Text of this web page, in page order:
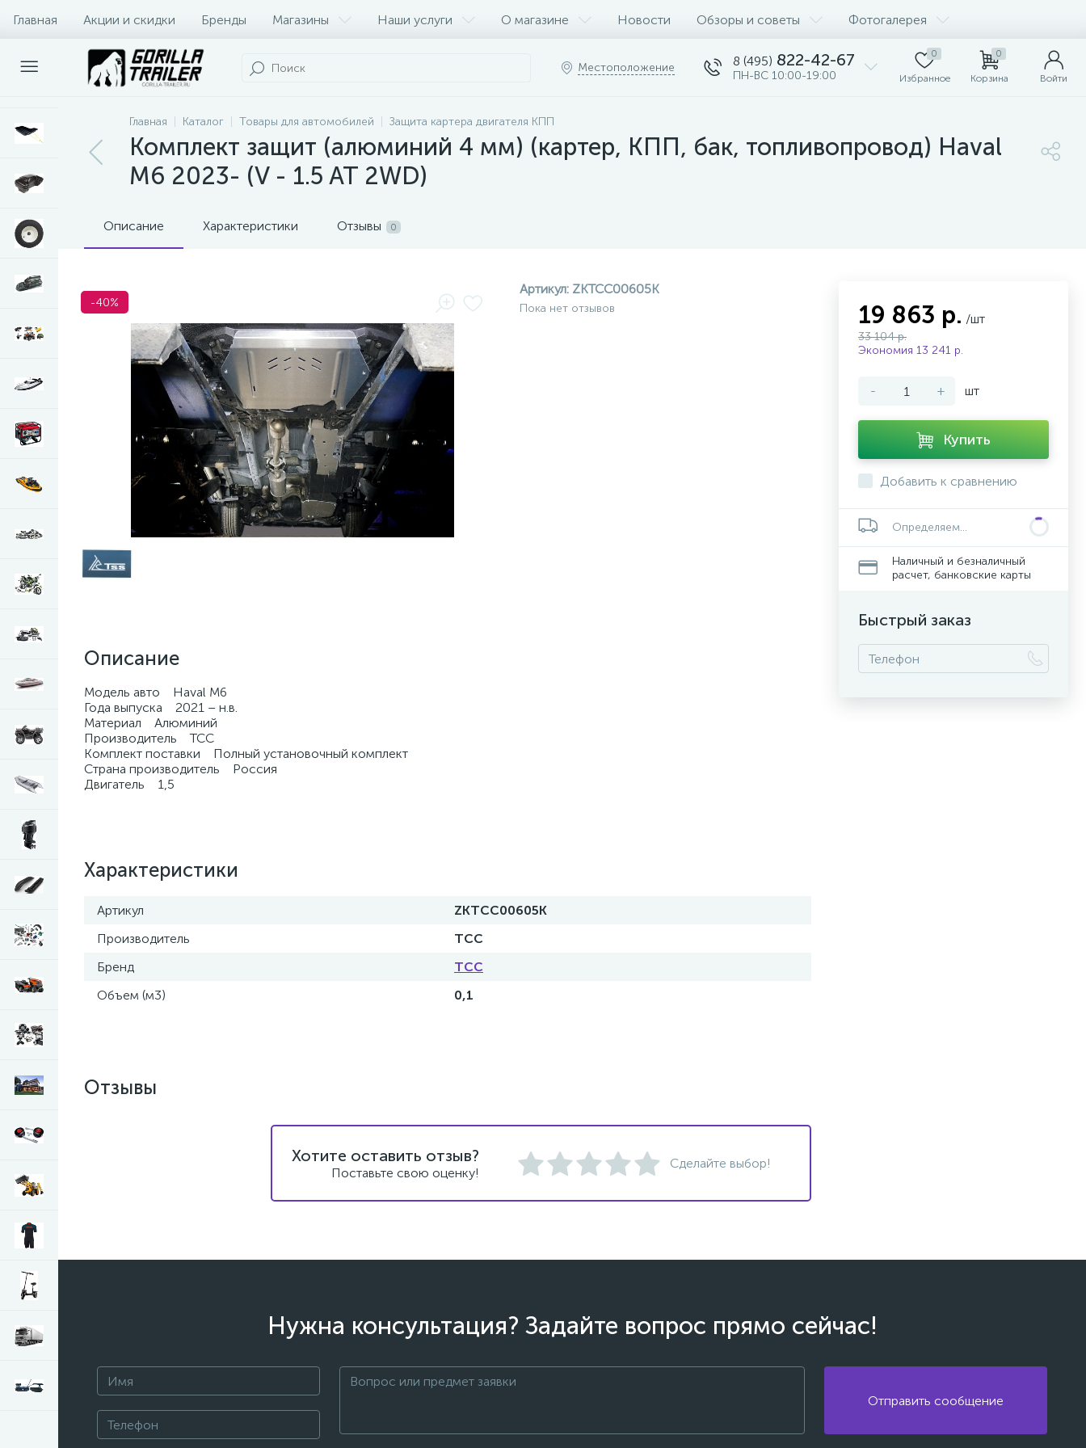
Главная Акции и скидки Бренды Магазины Наши услуги О магазине Новости Обзоры и советы Фотогалерея
Оплата и доставка Контакты
Местоположение 8 (495) 822-42-67
ПН-ВС 10:00-19:00
0
Избранное
0
Корзина Войти
Главная Каталог Товары для автомобилей Защита картера двигателя КПП
Комплект защит (алюминий 4 мм) (картер, КПП, бак, топливопровод) Haval
M6 2023- (V - 1.5 AT 2WD)
Описание Характеристики Отзывы 0
-40%
Артикул: ZKTCC00605K
Пока нет отзывов
Описание
Модель авто Haval M6
Года выпуска 2021 – н.в.
Материал Алюминий
Производитель ТСС
Комплект поставки Полный установочный комплект
Страна производитель Россия
Двигатель 1,5
Характеристики
Артикул
ZKTCC00605K
Производитель
ТСС
Бренд
ТСС
Объем (м3)
0,1
19 863 р. /шт
33 104 р.
Экономия 13 241 р.
- + шт
Купить
Добавить к сравнению
Определяем...
Наличный и безналичный
расчет, банковские карты
Быстрый заказ
Отзывы
Хотите оставить отзыв?
Поставьте свою оценку!
Сделайте выбор!
Нужна консультация? Задайте вопрос прямо сейчас!
Отправить сообщение